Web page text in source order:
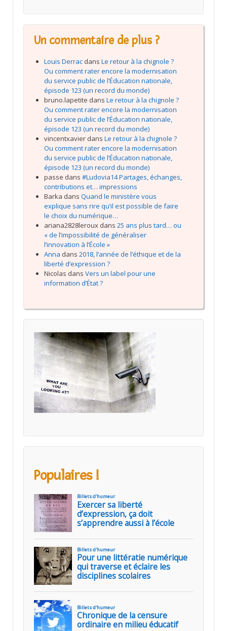
Un commentaire de plus ?
Louis Derrac dans Le retour à la chignole ?
Ou comment rater encore la modernisation
du service public de l’Éducation nationale,
épisode 123 (un record du monde)
bruno.lapetite dans Le retour à la chignole ?
Ou comment rater encore la modernisation
du service public de l’Éducation nationale,
épisode 123 (un record du monde)
vincentxavier dans Le retour à la chignole ?
Ou comment rater encore la modernisation
du service public de l’Éducation nationale,
épisode 123 (un record du monde)
passe dans #Ludovia14 Partages, échanges,
contributions et… impressions
Barka dans Quand le ministère vous
explique sans rire qu’il est possible de faire
le choix du numérique…
ariana2828leroux dans 25 ans plus tard… ou
« de l’impossibilité de généraliser
l’innovation à l’École »
Anna dans 2018, l’année de l’éthique et de la
liberté d’expression ?
Nicolas dans Vers un label pour une
information d’État ?
Populaires !